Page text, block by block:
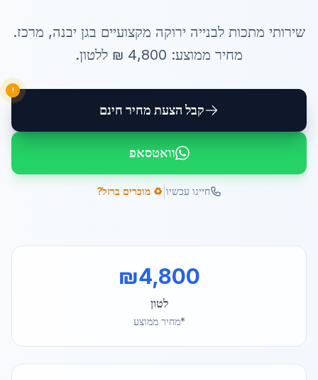
שירותי מתכות לבנייה ירוקה מקצועיים בגן יבנה, מרכז.
מחיר ממוצע: 4,800 ₪ ללטון.
קבל הצעת מחיר חינם
!
וואטסאפ
חייגו עכשיו ♻️ מוכרים ברזל?
₪4,800
לטון
*מחיר ממוצע